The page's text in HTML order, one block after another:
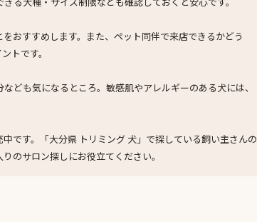
おすすめします。また、ペット同伴で来店できるかどう
トです。
ども気になるところ。敏感肌やアレルギーのある犬には、
です。「大分県 トリミング 犬」で探している飼い主さんの
のサロン探しにお役立てください。